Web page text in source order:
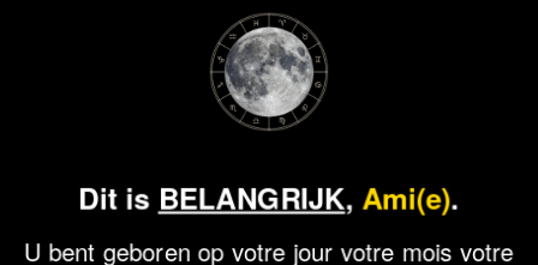
Dit is BELANGRIJK, Ami(e).
U bent geboren op votre jour votre mois votre